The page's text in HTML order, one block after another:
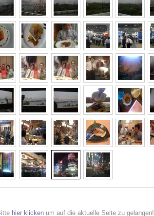
hier klicken um auf die aktuelle Seite zu gelangen!